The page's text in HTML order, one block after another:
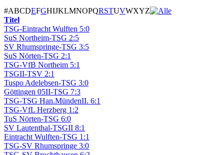
#ABCDEFGHIJKLMNOPQRSTUVWXYZ
Titel
TSG-Eintracht Wulften 5:0
SuS Northeim-TSG 2:5
SV Rhumspringe-TSG 3:5
SuS Nörten-TSG 2:1
TSG-VfB Northeim 5:1
TSGII-TSV 2:1
Tuspo Adelebsen-TSG 3:0
Göttingen 05II-TSG 7:3
TSG-TSG Han.MündenII. 6:1
TSG-VfL Herzberg 1:2
TuS Nörten-TSG 6:0
SV Lautenthal-TSGII 8:1
Eintracht Wulften-TSG 1:1
TSG-SV Rhumspringe 3:0